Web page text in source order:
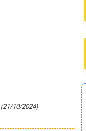
(21/10/2024)